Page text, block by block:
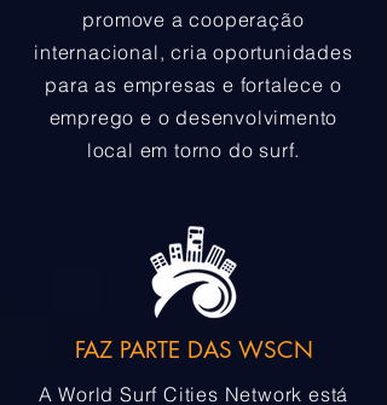
promove a cooperação
internacional, cria oportunidades
para as empresas e fortalece o
emprego e o desenvolvimento
local em torno do surf.
FAZ PARTE DAS WSCN
A World Surf Cities Network está